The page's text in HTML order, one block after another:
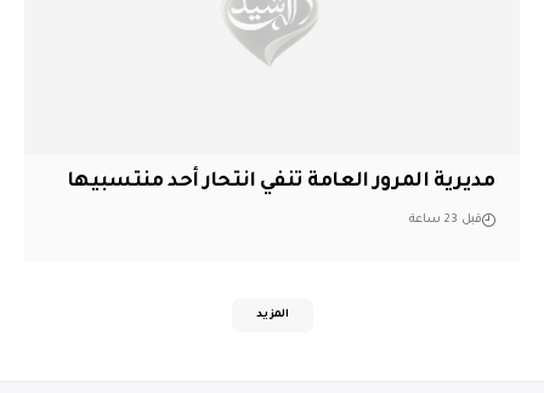
مديرية المرور العامة تنفي انتحار أحد منتسبيها
قبل 23 ساعة
المزيد